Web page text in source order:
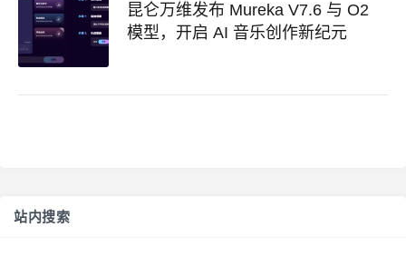
昆仑万维发布 Mureka V7.6 与 O2
模型，开启 AI 音乐创作新纪元
站内搜索